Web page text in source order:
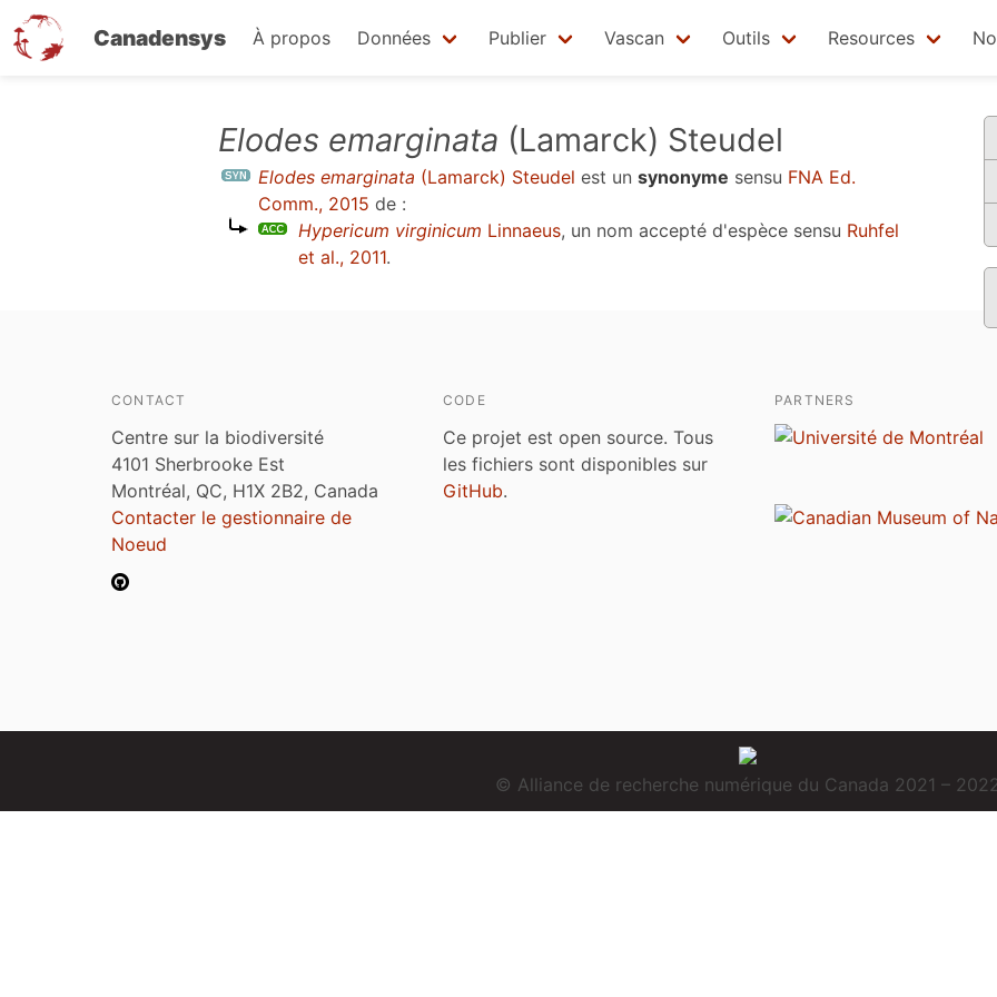
Canadensys À propos Données Publier Vascan Outils Resources
Elodes emarginata (Lamarck) Steudel
Elodes emarginata (Lamarck) Steudel est un synonyme sensu FNA Ed.
Comm., 2015 de :
Hypericum virginicum Linnaeus, un nom accepté d'espèce sensu Ruhfel
et al., 2011.
CONTACT
Centre sur la biodiversité
4101 Sherbrooke Est
Montréal, QC, H1X 2B2, Canada
Contacter le gestionnaire de
Noeud
CODE
Ce projet est open source. Tous
les fichiers sont disponibles sur
GitHub.
PARTNERS
© Alliance de recherche numérique du Canada 2021 –